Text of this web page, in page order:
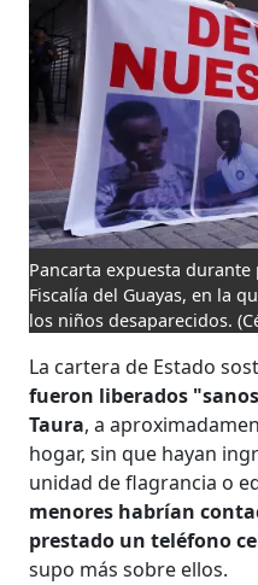
Pancarta expuesta
Fiscalía del Guayas, en la
los niños desaparecidos.
La cartera de Estado
fueron liberados
Taura, a
hogar, sin que hayan
unidad de flagrancia o
menores habrían
prestado un teléfono
supo más sobre ellos.